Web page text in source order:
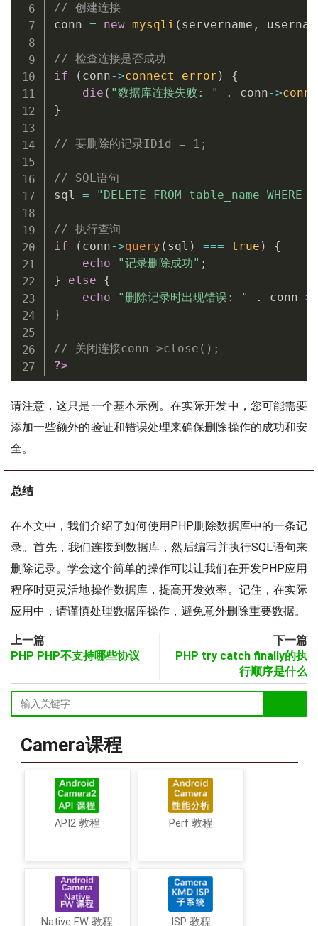
// 创建连接
conn = new mysqli ( servername ,
// 检查连接是否成功
if
( conn->connect_error )
{
die ( "数据库连接失败: " . conn->
}
// 要删除的记录IDid = 1;
// SQL语句
sql = "DELETE FROM table_name
// 执行查询
if
( conn->query ( sql ) === true )
{
echo
"记录删除成功" ;
}
else
{
echo
"删除记录时出现错误: " . conn->
}
// 关闭连接conn->close();
?>
请注意，这只是一个基本示例。在实际开发中，您可能需要
添加一些额外的验证和错误处理来确保删除操作的成功和安
全。
总结
在本文中，我们介绍了如何使用PHP删除数据库中的一条记
录。首先，我们连接到数据库，然后编写并执行SQL语句来
删除记录。学会这个简单的操作可以让我们在开发PHP应用
程序时更灵活地操作数据库，提高开发效率。记住，在实际
应用中，请谨慎处理数据库操作，避免意外删除重要数据。
上一篇
PHP PHP不支持哪些协议
下一篇
PHP try catch finally的执
行顺序是什么
Camera课程
API2 教程 Perf 教程
Native FW 教程 ISP 教程